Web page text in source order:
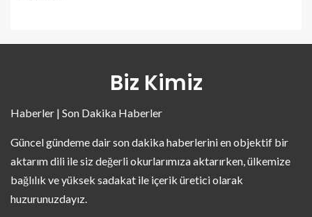
Biz Kimiz
Haberler | Son Dakika Haberler
Güncel gündeme dair son dakika haberlerini en objektif bir
aktarım dili ile siz değerli okurlarımıza aktarırken, ülkemize
bağlılık ve yüksek sadakat ile içerik üretici olarak
huzurunuzdayız.